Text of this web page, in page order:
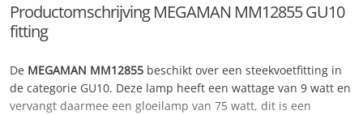
Productomschrijving MEGAMAN MM12855 GU10
fitting
De MEGAMAN MM12855 beschikt over een steekvoetfitting in
de categorie GU10. Deze lamp heeft een wattage van 9 watt en
vervangt daarmee een gloeilamp van 75 watt, dit is een